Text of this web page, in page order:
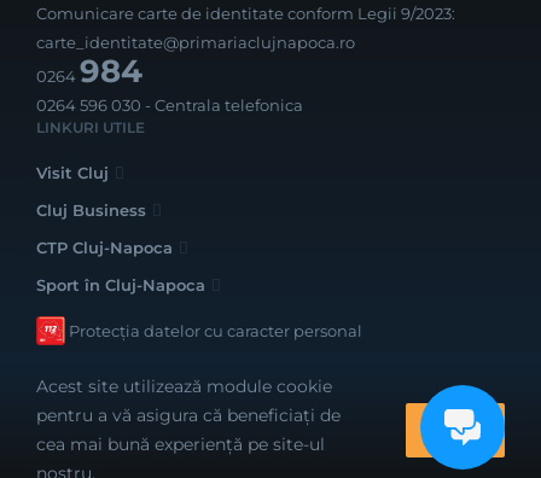
Comunicare carte de identitate conform Legii 9/2023:
carte_identitate@primariaclujnapoca.ro
0264984
0264 596 030 - Centrala telefonica
LINKURI UTILE
Visit Cluj
Cluj Business
CTP Cluj-Napoca
Sport în Cluj-Napoca
Protecția datelor cu caracter personal
Realizat cu bune intenții de către
Acest site utilizează module cookie
pentru a vă asigura că beneficiați de
cea mai bună experiență pe site-ul
nostru.
OK